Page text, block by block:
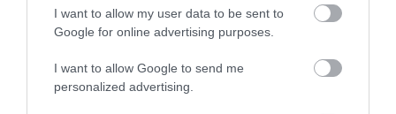
I want to allow my user data to be sent to
Google for online advertising purposes.
I want to allow Google to send me
personalized advertising.
Νέα